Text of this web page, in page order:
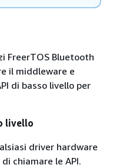
FreerTOS Bluetooth
il middleware e
di basso livello per
livello
driver hardware
chiamare le API.